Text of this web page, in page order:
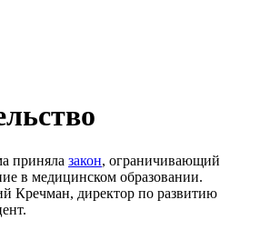
приняла закон, ограничивающий
в медицинском образовании.
Кречман, директор по развитию